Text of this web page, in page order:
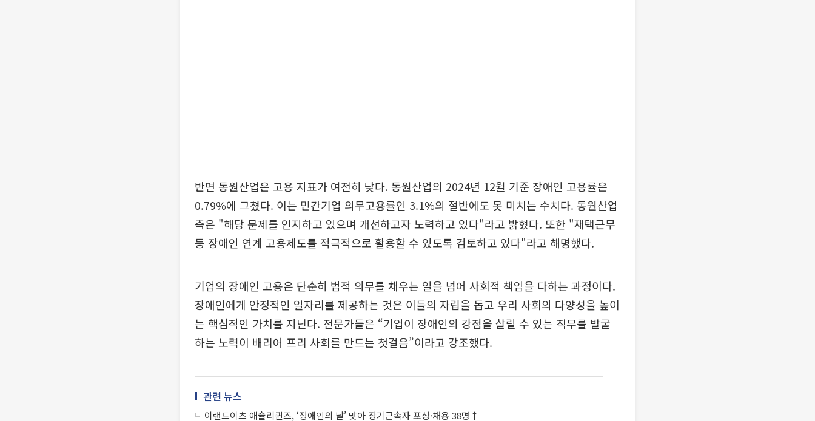
반면 동원산업은 고용 지표가 여전히 낮다. 동원산업의 2024년 12월 기준 장애인 고용률은
0.79%에 그쳤다. 이는 민간기업 의무고용률인 3.1%의 절반에도 못 미치는 수치다. 동원산업
측은 "해당 문제를 인지하고 있으며 개선하고자 노력하고 있다"라고 밝혔다. 또한 "재택근무
등 장애인 연계 고용제도를 적극적으로 활용할 수 있도록 검토하고 있다"라고 해명했다.
기업의 장애인 고용은 단순히 법적 의무를 채우는 일을 넘어 사회적 책임을 다하는 과정이다.
장애인에게 안정적인 일자리를 제공하는 것은 이들의 자립을 돕고 우리 사회의 다양성을 높이
는 핵심적인 가치를 지닌다. 전문가들은 “기업이 장애인의 강점을 살릴 수 있는 직무를 발굴
하는 노력이 배리어 프리 사회를 만드는 첫걸음”이라고 강조했다.
관련 뉴스
이랜드이츠 애슐리퀸즈, ‘장애인의 날’ 맞아 장기근속자 포상·채용 38명↑